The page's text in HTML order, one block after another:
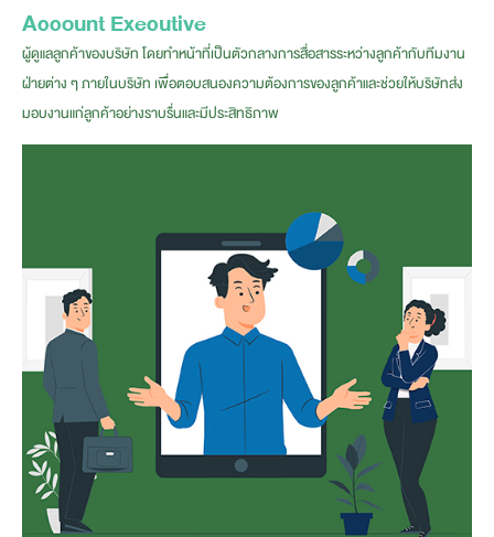
Account Executive
ผู้ดูแลลูกค้าของบริษัท โดยทำหน้าที่เป็นตัวกลางการสื่อสารระหว่างลูกค้ากับทีมงาน
ฝ่ายต่าง ๆ ภายในบริษัท เพื่อตอบสนองความต้องการของลูกค้าและช่วยให้บริษัทส่ง
มอบงานแก่ลูกค้าอย่างราบรื่นและมีประสิทธิภาพ